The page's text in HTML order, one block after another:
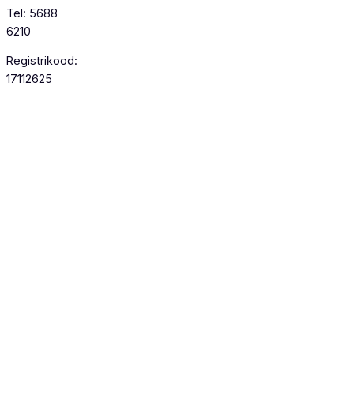
Tel: 5688
6210
Registrikood:
17112625